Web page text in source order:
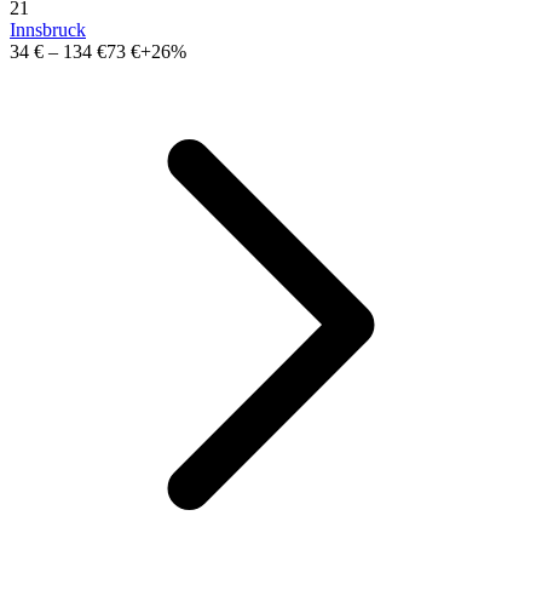
21
Innsbruck
34 € – 134 €73 €+26%